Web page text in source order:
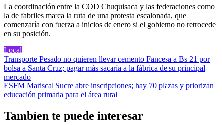
La coordinación entre la COD Chuquisaca y las federaciones como
la de fabriles marca la ruta de una protesta escalonada, que
comenzaría con fuerza a inicios de enero si el gobierno no retrocede
en su posición.
Local
Navegación
de
entradas
Transporte Pesado no quieren llevar cemento Fancesa a Bs 21 por
bolsa a Santa Cruz; pagar más sacaría a la fábrica de su principal
mercado
ESFM Mariscal Sucre abre inscripciones; hay 70 plazas y priorizan
educación primaria para el área rural
Tambíen te puede interesar